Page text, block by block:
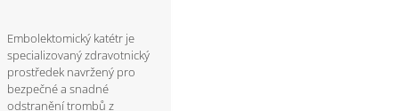
Embolektomický katétr je
specializovaný zdravotnický
prostředek navržený pro
bezpečné a snadné
odstranění trombů z